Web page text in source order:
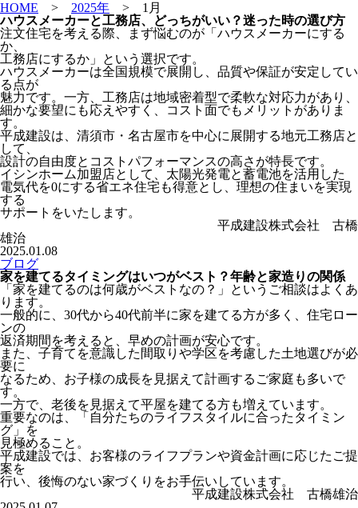
HOME > 2025年 > 1月
ハウスメーカーと工務店、どっちがいい？迷った時の選び方
注文住宅を考える際、まず悩むのが「ハウスメーカーにする
か、
工務店にするか」という選択です。
ハウスメーカーは全国規模で展開し、品質や保証が安定してい
る点が
魅力です。一方、工務店は地域密着型で柔軟な対応力があり、
細かな要望にも応えやすく、コスト面でもメリットがありま
す。
平成建設は、清須市・名古屋市を中心に展開する地元工務店と
して、
設計の自由度とコストパフォーマンスの高さが特長です。
イシンホーム加盟店として、太陽光発電と蓄電池を活用した
電気代を0にする省エネ住宅も得意とし、理想の住まいを実現
する
サポートをいたします。
平成建設株式会社 古橋
雄治
2025.01.08
ブログ
家を建てるタイミングはいつがベスト？年齢と家造りの関係
「家を建てるのは何歳がベストなの？」というご相談はよくあ
ります。
一般的に、30代から40代前半に家を建てる方が多く、住宅ロー
ンの
返済期間を考えると、早めの計画が安心です。
また、子育てを意識した間取りや学区を考慮した土地選びが必
要に
なるため、お子様の成長を見据えて計画するご家庭も多いで
す。
一方で、老後を見据えて平屋を建てる方も増えています。
重要なのは、「自分たちのライフスタイルに合ったタイミン
グ」を
見極めること。
平成建設では、お客様のライフプランや資金計画に応じたご提
案を
行い、後悔のない家づくりをお手伝いしています。
平成建設株式会社 古橋雄治